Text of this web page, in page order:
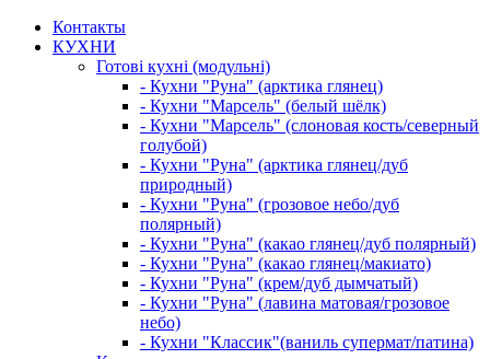
Контакты
КУХНИ
Готові кухні (модульні)
- Кухни "Руна" (арктика глянец)
- Кухни "Марсель" (белый шёлк)
- Кухни "Марсель" (слоновая кость/северный
голубой)
- Кухни "Руна" (арктика глянец/дуб
природный)
- Кухни "Руна" (грозовое небо/дуб
полярный)
- Кухни "Руна" (какао глянец/дуб полярный)
- Кухни "Руна" (какао глянец/макиато)
- Кухни "Руна" (крем/дуб дымчатый)
- Кухни "Руна" (лавина матовая/грозовое
небо)
- Кухни "Классик"(ваниль супермат/патина)